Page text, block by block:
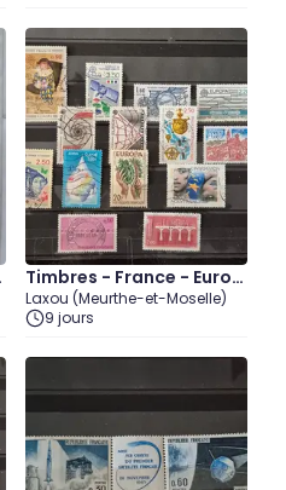
Timbres - France - Europ
a (28 juillet)
Laxou (Meurthe-et-Moselle)
9 jours